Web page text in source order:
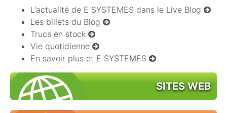
L'actualité de E SYSTEMES dans le Live Blog
Les billets du Blog
Trucs en stock
Vie quotidienne
En savoir plus et E SYSTEMES
SITES WEB